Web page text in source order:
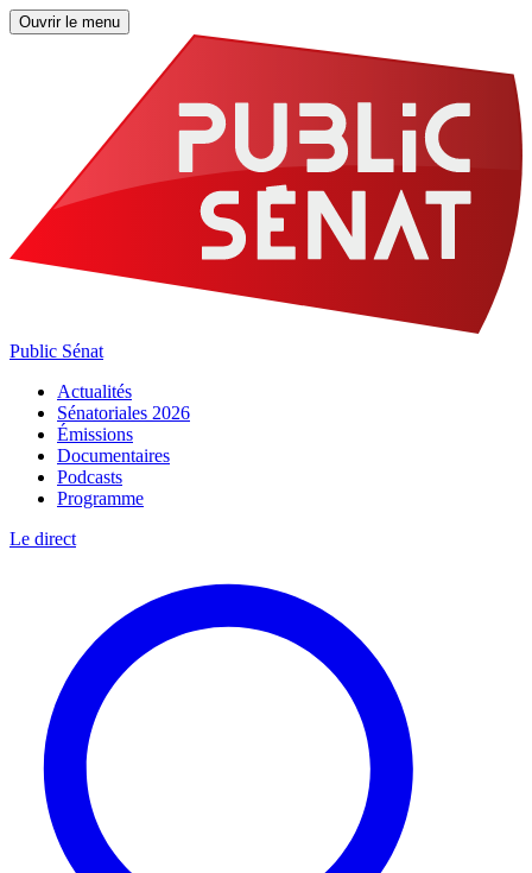
Ouvrir le menu
Public Sénat
Actualités
Sénatoriales 2026
Émissions
Documentaires
Podcasts
Programme
Le direct